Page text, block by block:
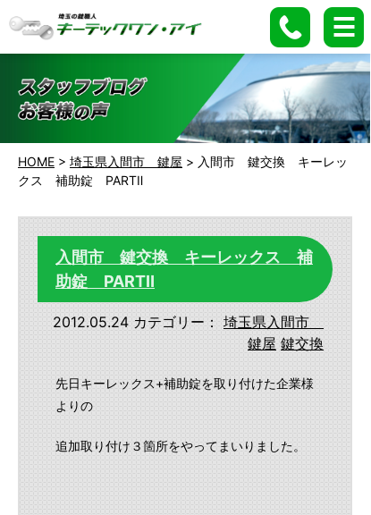
HOME > 埼玉県入間市 鍵屋 > 入間市 鍵交換 キーレッ
クス 補助錠 PARTⅡ
入間市 鍵交換 キーレックス 補
助錠 PARTⅡ
2012.05.24 カテゴリー： 埼玉県入間市
鍵屋 鍵交換
先日キーレックス+補助錠を取り付けた企業様
よりの
追加取り付け３箇所をやってまいりました。